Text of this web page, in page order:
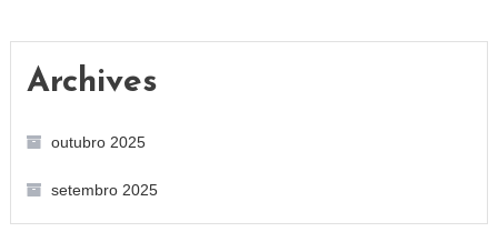
Archives
outubro 2025
setembro 2025